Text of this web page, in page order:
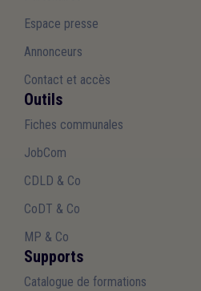
Espace presse
Annonceurs
Contact et accès
Outils
Fiches communales
JobCom
CDLD & Co
CoDT & Co
MP & Co
Supports
Catalogue de formations